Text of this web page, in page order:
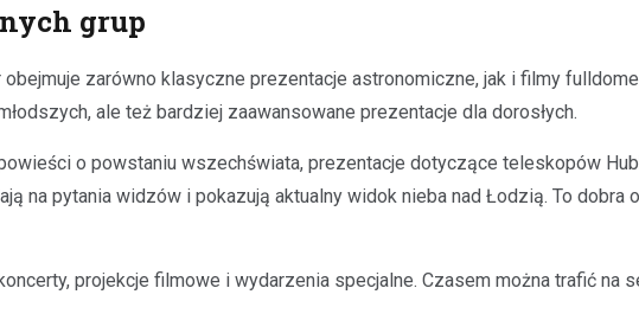
grup
zarówno klasyczne prezentacje astronomiczne, jak i filmy
ale też bardziej zaawansowane prezentacje dla dorosłych.
o powstaniu wszechświata, prezentacje dotyczące teleskopów
na pytania widzów i pokazują aktualny widok nieba nad Łodzią. To dobra
projekcje filmowe i wydarzenia specjalne. Czasem można trafić na